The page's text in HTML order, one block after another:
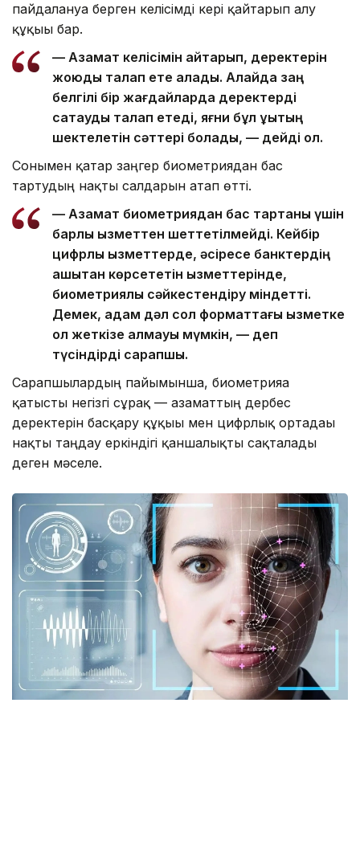
пайдалануға берген келісімді кері қайтарып алу
құқығы бар.
— Азамат келісімін қайтарып, деректерін
жоюды талап ете алады. Алайда заң
белгілі бір жағдайларда деректерді
сақтауды талап етеді, яғни бұл құқықтың
шектелетін сәттері болады, — дейді ол.
Сонымен қатар заңгер биометриядан бас
тартудың нақты салдарын атап өтті.
— Азамат биометриядан бас тартқаны үшін
барлық қызметтен шеттетілмейді. Кейбір
цифрлық қызметтерде, әсіресе банктердің
қашықтан көрсететін қызметтерінде,
биометриялық сәйкестендіру міндетті.
Демек, адам дәл сол форматтағы қызметке
қол жеткізе алмауы мүмкін, — деп
түсіндірді сарапшы.
Сарапшылардың пайымынша, биометрияға
қатысты негізгі сұрақ — азаматтың дербес
деректерін басқару құқығы мен цифрлық ортадағы
нақты таңдау еркіндігі қаншалықты сақталады
деген мәселе.